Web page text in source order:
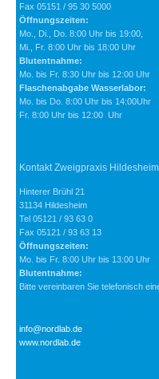
Fax 05151 / 95 30 5000
Öffnungszeiten:
Mo., Di., Do. 8:00 Uhr bis 19:00,
Mi., Fr. 8:00 Uhr bis 18:00 Uhr
Blutentnahme:
Mo. bis Fr. 8:30 Uhr bis 12:00 Uhr
Flaschenabgabe Wasserlabor:
Mo. bis Do. 8:00 Uhr bis 14:00Uhr
Fr. 8:00 Uhr bis 12:00 Uhr
Kontakt Zweigpraxis Hildesheim
Hinterer Brühl 21
31134 Hildesheim
Tel 05121 / 93 63 0
Fax 05121 / 93 63 13
Öffnungszeiten:
Mo. bis Fr. 8:00 Uhr bis 13:00 Uhr
Blutentnahme:
Bitte vereinbaren Sie telefonisch
info@nordlab.de
www.nordlab.de